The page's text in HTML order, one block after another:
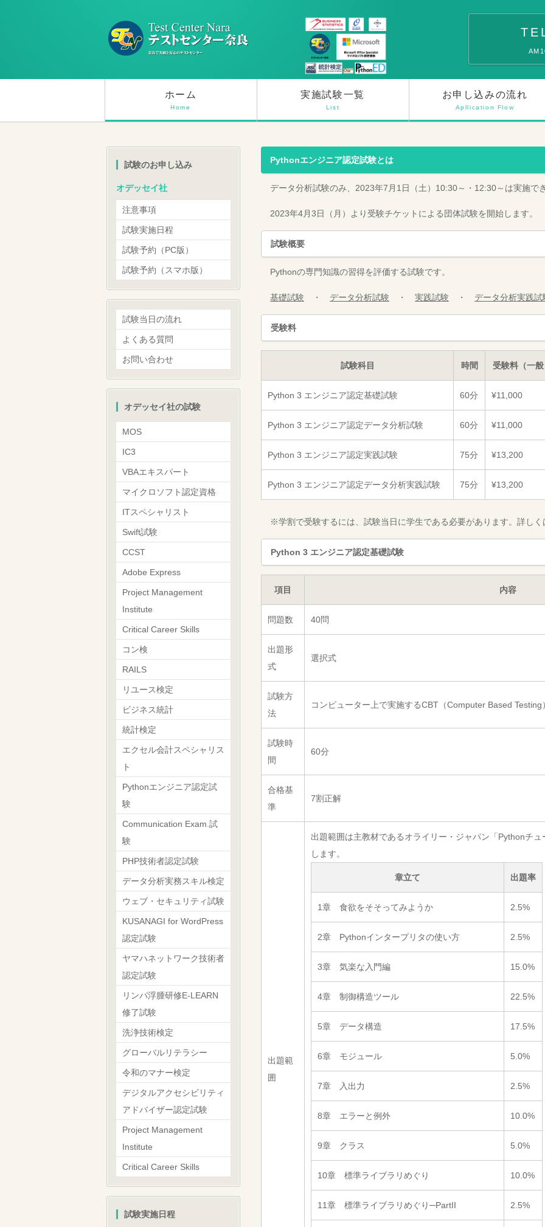
ホーム
Home
実施試験一覧
List
お申し込みの流れ
Apllication Flow
Pythonエンジニア認定試験とは
データ分析試験のみ、2023年7月1日（土）10:30～・12:30～は実施で
2023年4月3日（月）より受験チケットによる団体試験を開始します。
試験概要
Pythonの専門知識の習得を評価する試験です。
基礎試験 ・ データ分析試験 ・ 実践試験 ・ データ分析実践試
受験料
試験科目 時間 受験料（一
Python 3 エンジニア認定基礎試験 60分 ¥11,000
Python 3 エンジニア認定データ分析試験 60分 ¥11,000
Python 3 エンジニア認定実践試験 75分 ¥13,200
Python 3 エンジニア認定データ分析実践試験 75分 ¥13,200
※学割で受験するには、試験当日に学生である必要があります。詳しく
Python 3 エンジニア認定基礎試験
項目 内容
問題数 40問
出題形
式
選択式
試験方
法
コンピューター上で実施するCBT（Computer Based Testing
試験時
間
60分
合格基
準
7割正解
出題範
囲
出題範囲は主教材であるオライリー・ジャパン「Pythonチ
します。
章立て 出題率
1章 食欲をそそってみようか 2.5%
2章 Pythonインタープリタの使い方 2.5%
3章 気楽な入門編 15.0%
4章 制御構造ツール 22.5%
5章 データ構造 17.5%
6章 モジュール 5.0%
7章 入出力 2.5%
8章 エラーと例外 10.0%
9章 クラス 5.0%
10章 標準ライブラリめぐり 10.0%
11章 標準ライブラリめぐり─PartII 2.5%
試験のお申し込み
オデッセイ社
注意事項
試験実施日程
試験予約（PC版）
試験予約（スマホ版）
試験当日の流れ
よくある質問
お問い合わせ
オデッセイ社の試験
MOS
IC3
VBAエキスパート
マイクロソフト認定資格
ITスペシャリスト
Swift試験
CCST
Adobe Express
Project Management
Institute
Critical Career Skills
コン検
RAILS
リユース検定
ビジネス統計
統計検定
エクセル会計スペシャリス
ト
Pythonエンジニア認定試
験
Communication Exam.試
験
PHP技術者認定試験
データ分析実務スキル検定
ウェブ・セキュリティ試験
KUSANAGI for WordPress
認定試験
ヤマハネットワーク技術者
認定試験
リンパ浮腫研修E-LEARN
修了試験
洗浄技術検定
グローバルリテラシー
令和のマナー検定
デジタルアクセシビリティ
アドバイザー認定試験
Project Management
Institute
Critical Career Skills
試験実施日程